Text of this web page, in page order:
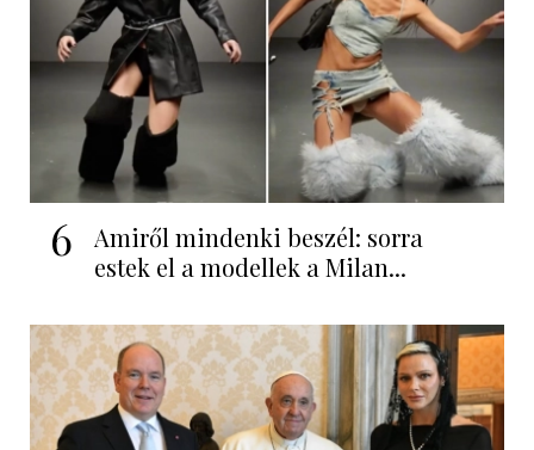
6
Amiről mindenki beszél: sorra
estek el a modellek a Milan...